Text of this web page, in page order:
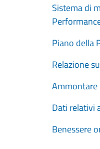
Sistema di
Piano della
Relazione
Ammontare
Dati relativi
Benessere